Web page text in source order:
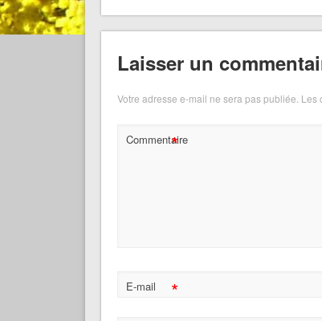
Laisser un
Votre adresse e-mail ne sera pas publiée. Les
Commentaire
*
E-mail *